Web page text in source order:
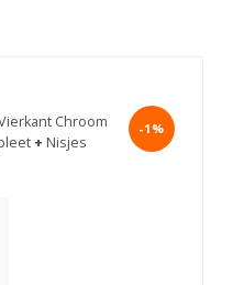
Chroom
+ Nisjes
-1%